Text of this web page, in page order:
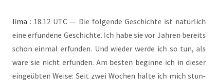
lima : 18.12 UTC — Die fol­gen­de Geschich­te ist natür­lich
eine erfun­de­ne Geschich­te. Ich habe sie vor Jah­ren bereits
schon ein­mal erfun­den. Und wie­der wer­de ich so tun, als
wäre sie nicht erfun­den. Am bes­ten begin­ne ich in die­ser
ein­ge­üb­ten Wei­se: Seit zwei Wochen hal­te ich mich stun­